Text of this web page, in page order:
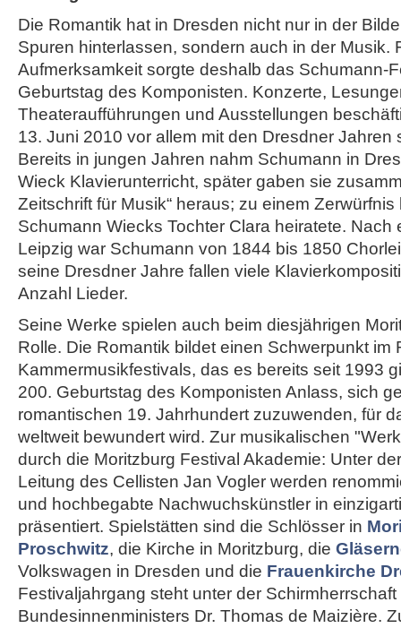
Die Romantik hat in Dresden nicht nur in der
Spuren hinterlassen, sondern auch in der Musik.
Aufmerksamkeit sorgte deshalb das Schumann-
Geburtstag des Komponisten. Konzerte,
Theateraufführungen und Ausstellungen
13. Juni 2010 vor allem mit den Dresdner Jahren
Bereits in jungen Jahren nahm Schumann in
Wieck Klavierunterricht, später gaben sie
Zeitschrift für Musik“ heraus; zu einem Zerwürfnis
Schumann Wiecks Tochter Clara heiratete. Nach
Leipzig war Schumann von 1844 bis 1850
seine Dresdner Jahre fallen viele
Anzahl Lieder.
Seine Werke spielen auch beim diesjährigen
Rolle. Die Romantik bildet einen Schwerpunkt im
Kammermusikfestivals, das es bereits seit 1993
200. Geburtstag des Komponisten Anlass, sich
romantischen 19. Jahrhundert zuzuwenden, für
weltweit bewundert wird. Zur musikalischen
durch die Moritzburg Festival Akademie: Unter
Leitung des Cellisten Jan Vogler werden
und hochbegabte Nachwuchskünstler in
präsentiert. Spielstätten sind die Schlösser in
Proschwitz, die Kirche in Moritzburg, die
Volkswagen in Dresden und die Frauenkirche
Festivaljahrgang steht unter der Schirmherrschaft
Bundesinnenministers Dr. Thomas de Maizière.